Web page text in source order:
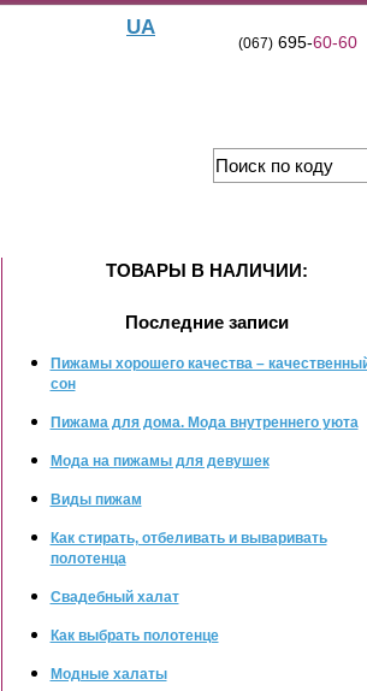
UA
(067)695-60-60
ТОВАРЫ В НАЛИЧИИ:
Последние записи
Пижамы хорошего качества –
сон
Пижама для дома. Мода внутреннего уюта
Мода на пижамы для девушек
Виды пижам
Как стирать, отбеливать и вываривать
полотенца
Свадебный халат
Как выбрать полотенце
Модные халаты